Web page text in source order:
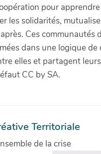
pour
les solidarités,
Ces communautés
dans une logique de
elles et partagent
CC by SA.
Territoriale
de la crise